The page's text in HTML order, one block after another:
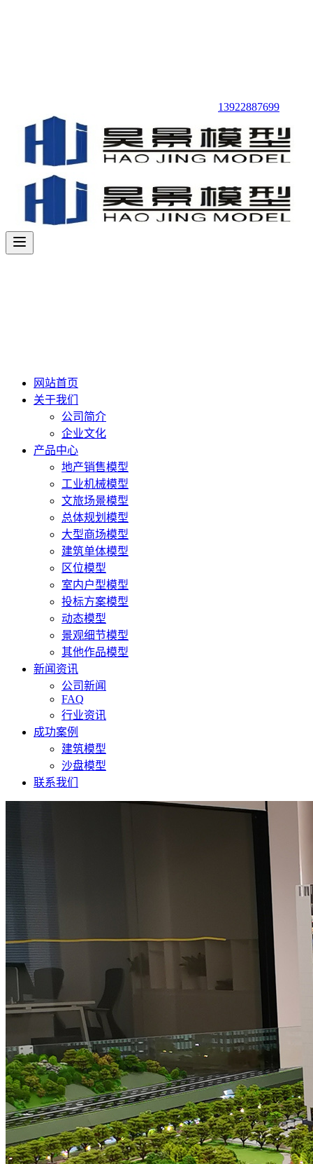
13922887699
网站首页
关于我们
公司简介
企业文化
产品中心
地产销售模型
工业机械模型
文旅场景模型
总体规划模型
大型商场模型
建筑单体模型
区位模型
室内户型模型
投标方案模型
动态模型
景观细节模型
其他作品模型
新闻资讯
公司新闻
FAQ
行业资讯
成功案例
建筑模型
沙盘模型
联系我们